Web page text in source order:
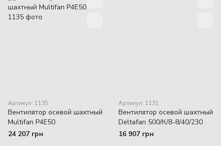
Артикул: 1135
Вентилятор осевой шахтный
Multifan P4E50
24 207 грн
Артикул: 1131
Вентилятор осевой шахтный
Deltafan 500/К/8-8/40/230
16 907 грн